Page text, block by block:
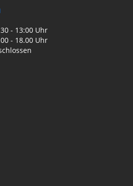
- 13:00 Uhr
- 18.00 Uhr